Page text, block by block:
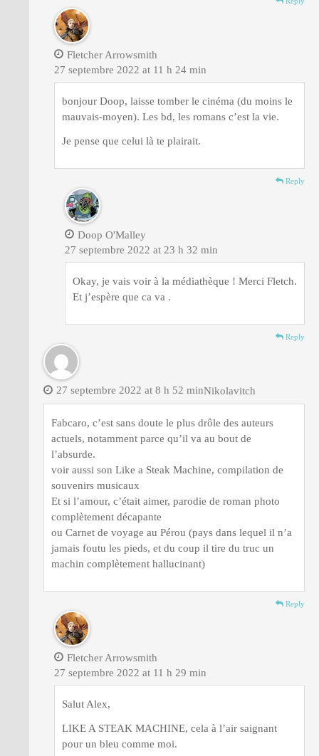
Fletcher Arrowsmith
27 septembre 2022 at 11 h 24 min
bonjour Doop, laisse tomber le cinéma (du moins le
mauvais-moyen). Les bd, les romans c’est la vie.
Je pense que celui là te plairait.
Reply
Doop O'Malley
27 septembre 2022 at 23 h 32 min
Okay, je vais voir à la médiathèque ! Merci Fletch.
Et j’espère que ca va .
Reply
Nikolavitch
27 septembre 2022 at 8 h 52 min
Fabcaro, c’est sans doute le plus drôle des auteurs
actuels, notamment parce qu’il va au bout de
l’absurde.
voir aussi son Like a Steak Machine, compilation de
souvenirs musicaux
Et si l’amour, c’était aimer, parodie de roman photo
complètement décapante
ou Carnet de voyage au Pérou (pays dans lequel il n’a
jamais foutu les pieds, et du coup il tire du truc un
machin complètement hallucinant)
Reply
Fletcher Arrowsmith
27 septembre 2022 at 11 h 29 min
Salut Alex,
LIKE A STEAK MACHINE, cela à l’air saignant
pour un bleu comme moi.